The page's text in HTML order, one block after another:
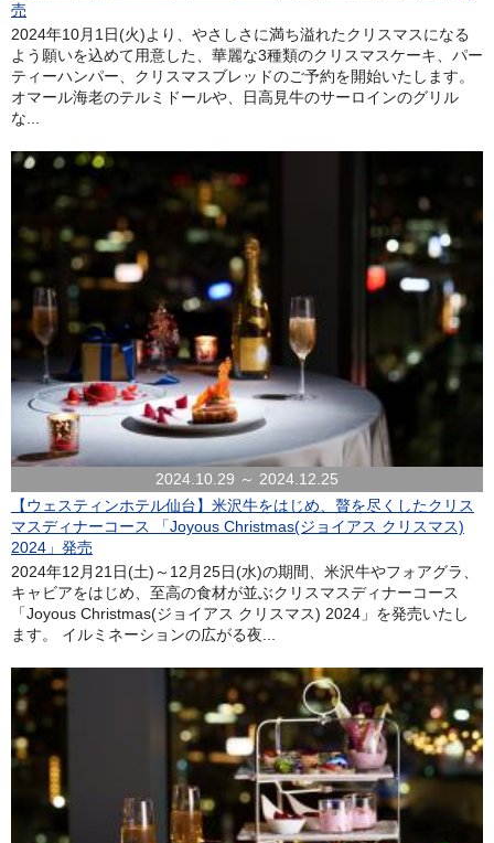
売
2024年10月1日(火)より、やさしさに満ち溢れたクリスマスになる
よう願いを込めて用意した、華麗な3種類のクリスマスケーキ、パー
ティーハンパー、クリスマスブレッドのご予約を開始いたします。
オマール海老のテルミドールや、日高見牛のサーロインのグリル
な...
2024.10.29 ～ 2024.12.25
【ウェスティンホテル仙台】米沢牛をはじめ、贅を尽くしたクリス
マスディナーコース 「Joyous Christmas(ジョイアス クリスマス)
2024」発売
2024年12月21日(土)～12月25日(水)の期間、米沢牛やフォアグラ、
キャビアをはじめ、至高の食材が並ぶクリスマスディナーコース
「Joyous Christmas(ジョイアス クリスマス) 2024」を発売いたし
ます。 イルミネーションの広がる夜...